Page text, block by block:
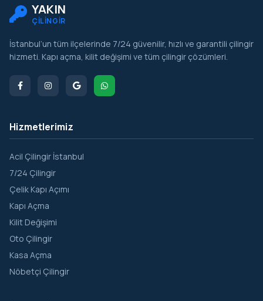
Tuzla
Üsküdar
YAKIN
ÇİLİNGİR
İstanbul’un tüm ilçelerinde 7/24 güvenilir, hızlı ve garantili çilingir
hizmeti. Kapı açma, kilit değişimi ve tüm çilingir çözümleri.
Hizmetlerimiz
Acil Çilingir İstanbul
7/24 Çilingir
Çelik Kapı Açımı
Kapı Açma
Kilit Değişimi
Oto Çilingir
Kasa Açma
Nöbetçi Çilingir